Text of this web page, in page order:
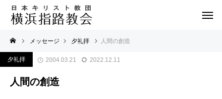
メッセージ 夕礼拝 人間の創造
夕礼拝 2004.03.21 2022.12.11
人間の創造